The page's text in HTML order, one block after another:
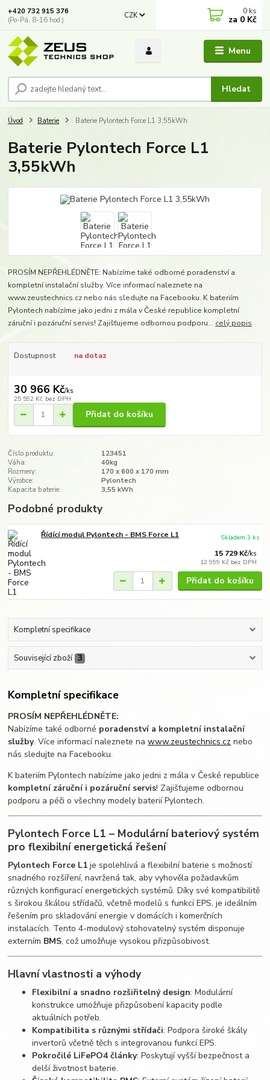
Menu
CZK
Hledat
+420 732 915 376
(Po-Pá, 8-16 hod.)
0 ks
za 0 Kč
Úvod Baterie Baterie Pylontech Force L1 3,55kWh
Baterie Pylontech Force L1
3,55kWh
PROSÍM NEPŘEHLÉDNĚTE: Nabízíme také odborné poradenství a
kompletní instalační služby. Více informací naleznete na
www.zeustechnics.cz nebo nás sledujte na Facebooku. K bateriím
Pylontech nabízíme jako jedni z mála v České republice kompletní
záruční i pozáruční servis! Zajišťujeme odbornou podporu... celý popis
Dostupnost na dotaz
30 966 Kč/ks
25 592 Kč bez DPH
Přidat do košíku
Číslo produktu:
123451
Váha:
40kg
Rozmery:
170 x 600 x 170 mm
Výrobce:
Pylontech
Kapacita baterie:
3,55 kWh
Podobné produkty
Řídící modul Pylontech - BMS Force L1
15 729 Kč/ks
12 999 Kč bez DPH
Skladem 3 ks
Přidat do košíku
Kompletní specifikace
Související zboží 3
Kompletní specifikace
PROSÍM NEPŘEHLÉDNĚTE:
Nabízíme také odborné poradenství a kompletní instalační
služby. Více informací naleznete nawww.zeustechnics.cz nebo
nás sledujte na Facebooku.
K bateriím Pylontech nabízíme jako jedni z mála v České republice
kompletní záruční i pozáruční servis! Zajišťujeme odbornou
podporu a péči o všechny modely baterií Pylontech.
Pylontech Force L1 – Modulární bateriový systém
pro flexibilní energetická řešení
Pylontech Force L1 je spolehlivá a flexibilní baterie s možností
snadného rozšíření, navržená tak, aby vyhověla požadavkům
různých konfigurací energetických systémů. Díky své kompatibilitě
s širokou škálou střídačů, včetně modelů s funkcí EPS, je ideálním
řešením pro skladování energie v domácích i komerčních
instalacích. Tento 4-modulový stohovatelný systém disponuje
externím BMS, což umožňuje vysokou přizpůsobivost.
Hlavní vlastnosti a výhody
Flexibilní a snadno rozšiřitelný design: Modulární
konstrukce umožňuje přizpůsobení kapacity podle
aktuálních potřeb.
Kompatibilita s různými střídači: Podpora široké škály
invertorů včetně těch s integrovanou funkcí EPS.
Pokročilé LiFePO4 články: Poskytují vyšší bezpečnost a
delší životnost baterie.